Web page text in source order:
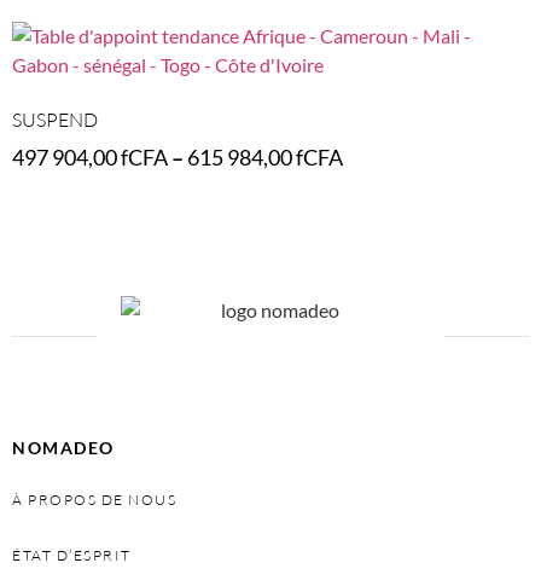
SUSPEND
497 904,00fCFA– 615 984,00fCFA
NOMADEO
À PROPOS DE NOUS
ÉTAT D’ESPRIT